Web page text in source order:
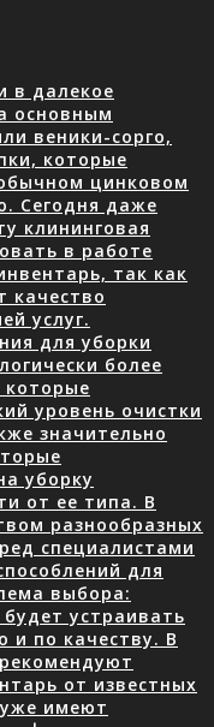
в далекое
основным
веники-сорго,
которые
цинковом
Сегодня даже
клининговая
в работе
так как
качество
услуг.
для уборки
более
уровень очистки
значительно
уборку
от ее типа. В
разнообразных
специалистами
для
выбора:
устраивать
и по качеству. В
от известных
имеют